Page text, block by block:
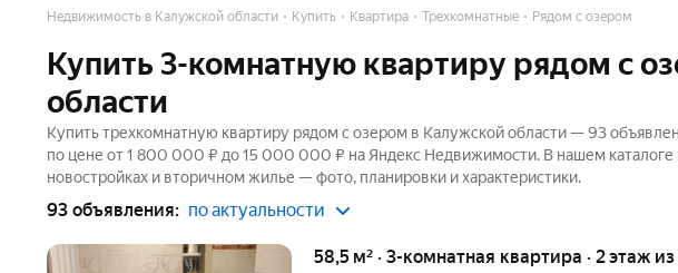
Недвижимость в Калужской области Купить Квартира Трехкомнатные Рядом с озером
Купить 3-комнатную квартиру рядом с
области
Купить трехкомнатную квартиру рядом с озером в Калужской области — 93
по цене от 1 800 000 ₽ до 15 000 000 ₽ на Яндекс Недвижимости. В нашем
новостройках и вторичном жилье — фото, планировки и характеристики.
93 объявления: по актуальности
58,5 м² · 3-комнатная квартира · 2 этаж из